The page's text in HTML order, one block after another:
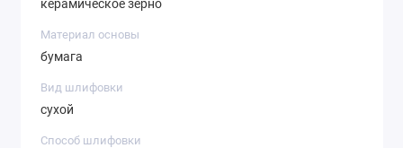
керамическое зерно
Материал основы
бумага
Вид шлифовки
сухой
Способ шлифовки